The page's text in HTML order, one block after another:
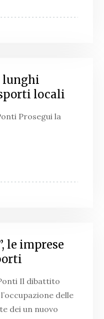
lunghi
locali
Prosegui la
le imprese
Il dibattito
delle
dei un nuovo